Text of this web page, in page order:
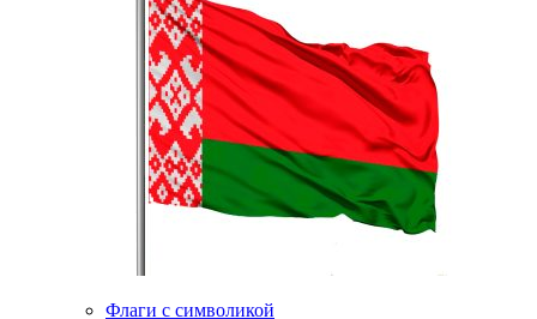
Флаги с символикой